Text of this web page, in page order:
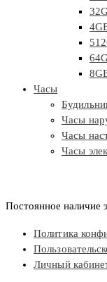
Часы
Часы
Часы
Часы
Постоянное наличие
Политика
Личный